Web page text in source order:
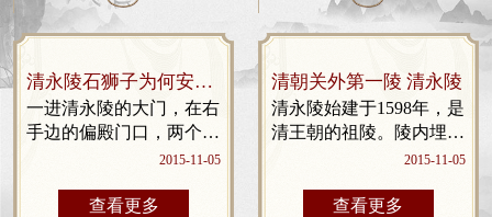
清永陵石狮子为何安上
木头腿 网友惊呼
一进清永陵的大门，在右
手边的偏殿门口，两个木
头腿石狮子十分明显。
者 白琳 摄 “五一”小
2015-11-05
查看更多
清朝关外第一陵 清永陵
清永陵始建于1598年，是
清王朝的祖陵。陵内埋葬
着努尔哈赤的远祖、曾
叔父。康熙、乾隆、嘉
2015-11-05
查看更多